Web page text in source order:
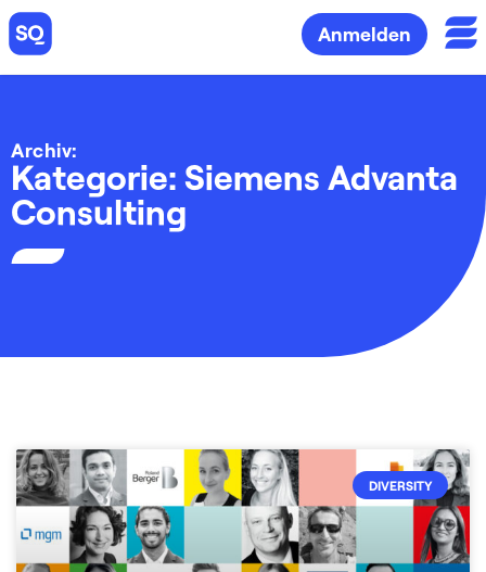
Anmelden
Archiv:
Kategorie: Siemens Advanta
Consulting
DIVERSITY